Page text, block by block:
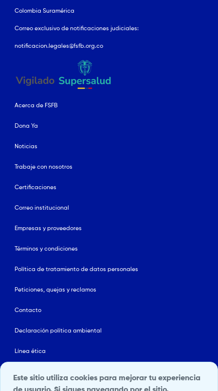
Colombia Suramérica
Correo exclusivo de notificaciones judiciales:
notificacion.legales@fsfb.org.co
Acerca de FSFB
Dona Ya
Noticias
Trabaje con nosotros
Certificaciones
Correo institucional
Empresas y proveedores
Términos y condiciones
Política de tratamiento de datos personales
Peticiones, quejas y reclamos
Contacto
Declaración política ambiental
Línea ética
Este sitio utiliza cookies para mejorar tu experiencia